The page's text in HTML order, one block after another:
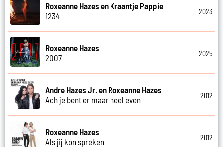
Roxeanne Hazes en Kraantje Pappie
1234
2023
Roxeanne Hazes
2007
2025
Andre Hazes Jr. en Roxeanne Hazes
Ach je bent er maar heel even
2012
Roxeanne Hazes
Als jij kon spreken
2012